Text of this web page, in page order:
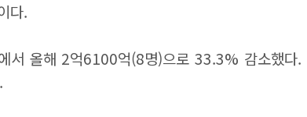
다.
올해 2억6100억(8명)으로 33.3% 감소했다